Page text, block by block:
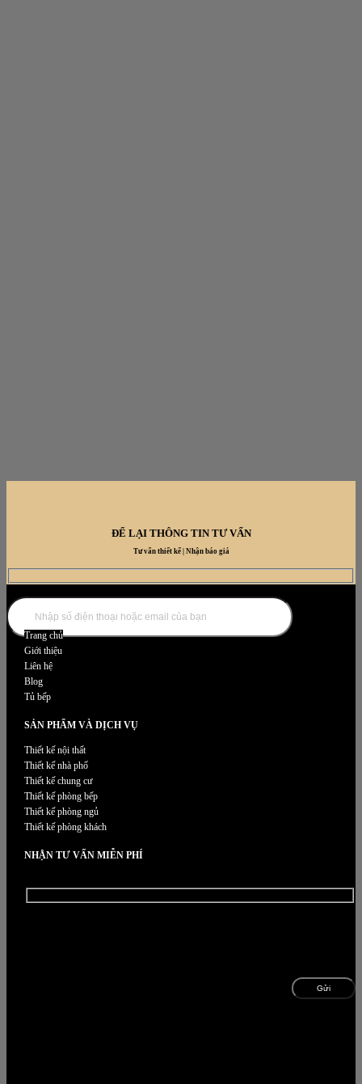
ĐỂ LẠI THÔNG TIN TƯ VẤN
Tư vấn thiết kế | Nhận báo giá
DANH MỤC NỘI THẤT
Trang chủ
Giới thiệu
Liên hệ
Blog
Tủ bếp
SẢN PHẨM VÀ DỊCH VỤ
Thiết kế nội thất
Thiết kế nhà phố
Thiết kế chung cư
Thiết kế phòng bếp
Thiết kế phòng ngủ
Thiết kế phòng khách
NHẬN TƯ VẤN MIỄN PHÍ